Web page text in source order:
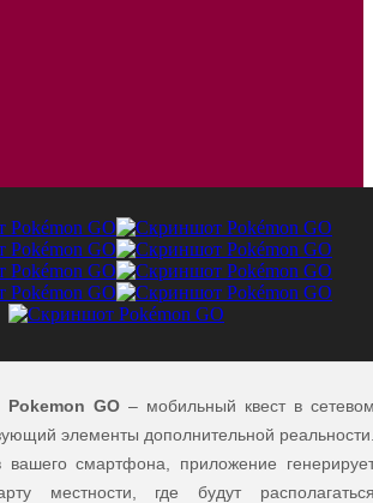
GO – мобильный квест в
элементы дополнительной
вашего смартфона, приложение
местности, где будут